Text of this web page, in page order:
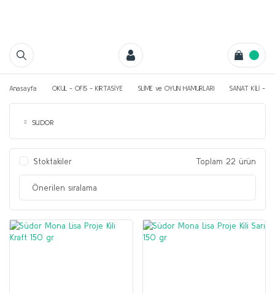
Anasayfa OKUL - OFİS - KIRTASİYE SLİME ve OYUN HAMURLARI SANAT KİLİ -
SUDOR
Stoktakiler Toplam 22 ürün